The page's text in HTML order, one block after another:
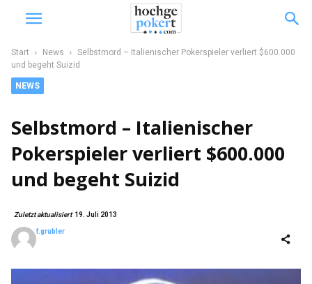
Start News
Selbstmord – Italienischer Pokerspieler verliert $600.000
und begeht Suizid
NEWS
Selbstmord – Italienischer
Pokerspieler verliert $600.000
und begeht Suizid
Zuletzt aktualisiert 19. Juli 2013
f.grubler